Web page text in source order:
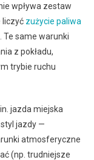
wpływa zestaw
zużycie paliwa
Te same warunki
z pokładu,
trybie ruchu
jazda miejska
jazdy —
atmosferyczne
(np. trudniejsze